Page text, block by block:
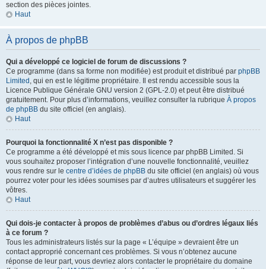
section des pièces jointes.
Haut
À propos de phpBB
Qui a développé ce logiciel de forum de discussions ?
Ce programme (dans sa forme non modifiée) est produit et distribué par phpBB
Limited , qui en est le légitime propriétaire. Il est rendu accessible sous la
Licence Publique Générale GNU version 2 (GPL-2.0) et peut être distribué
gratuitement. Pour plus d’informations, veuillez consulter la rubrique À propos
de phpBB du site officiel (en anglais).
Haut
Pourquoi la fonctionnalité X n’est pas disponible ?
Ce programme a été développé et mis sous licence par phpBB Limited. Si
vous souhaitez proposer l’intégration d’une nouvelle fonctionnalité, veuillez
vous rendre sur le centre d’idées de phpBB du site officiel (en anglais) où vous
pourrez voter pour les idées soumises par d’autres utilisateurs et suggérer les
vôtres.
Haut
Qui dois-je contacter à propos de problèmes d’abus ou d’ordres légaux liés
à ce forum ?
Tous les administrateurs listés sur la page « L’équipe » devraient être un
contact approprié concernant ces problèmes. Si vous n’obtenez aucune
réponse de leur part, vous devriez alors contacter le propriétaire du domaine